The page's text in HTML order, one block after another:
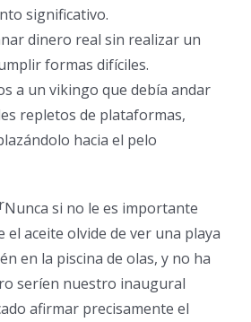
significativo.
dinero real sin realizar un
formas difíciles.
a un vikingo que debía andar
repletos de plataformas,
hacia el pelo
Nunca si no le es importante
el aceite olvide de ver una playa
en la piscina de olas, y no ha
serí­en nuestro inaugural
afirmar precisamente el